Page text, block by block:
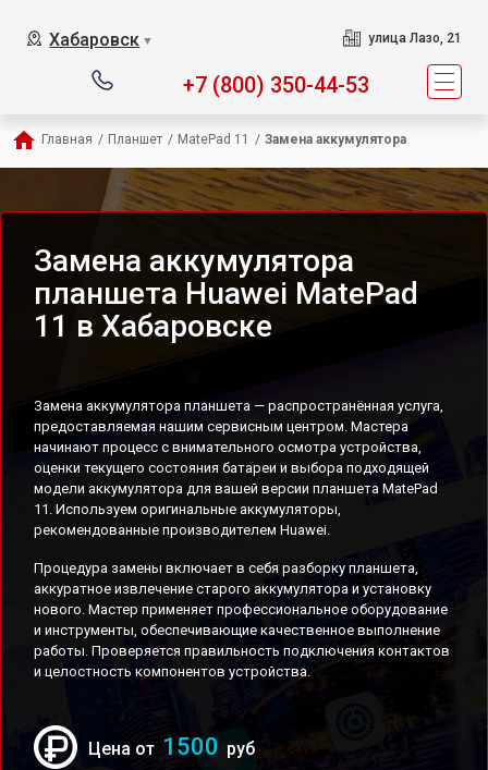
Хабаровск ▼ улица Лазо, 21
+7 (800) 350-44-53
Главная / Планшет / MatePad 11 / Замена аккумулятора
Замена аккумулятора
планшета Huawei MatePad
11 в Хабаровске
Замена аккумулятора планшета — распространённая услуга,
предоставляемая нашим сервисным центром. Мастера
начинают процесс с внимательного осмотра устройства,
оценки текущего состояния батареи и выбора подходящей
модели аккумулятора для вашей версии планшета MatePad
11. Используем оригинальные аккумуляторы,
рекомендованные производителем Huawei.
Процедура замены включает в себя разборку планшета,
аккуратное извлечение старого аккумулятора и установку
нового. Мастер применяет профессиональное оборудование
и инструменты, обеспечивающие качественное выполнение
работы. Проверяется правильность подключения контактов
и целостность компонентов устройства.
Цена от 1500 руб